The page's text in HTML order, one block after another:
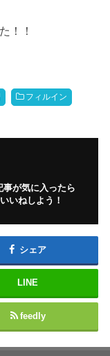
！！
フィルイン
事が気に入ったら
いいねしよう！
シェア
LINE
feedly